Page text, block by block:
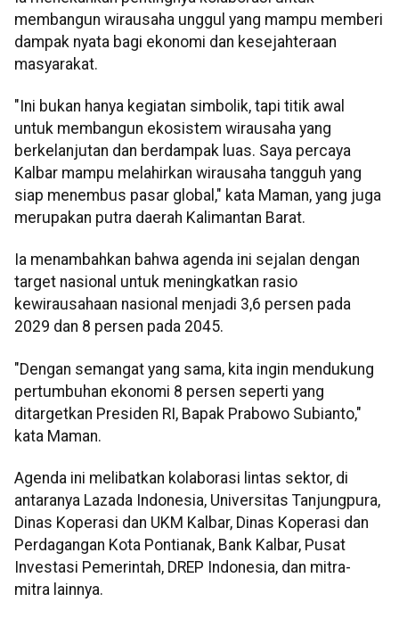
membangun wirausaha unggul yang mampu memberi
dampak nyata bagi ekonomi dan kesejahteraan
masyarakat.
"Ini bukan hanya kegiatan simbolik, tapi titik awal
untuk membangun ekosistem wirausaha yang
berkelanjutan dan berdampak luas. Saya percaya
Kalbar mampu melahirkan wirausaha tangguh yang
siap menembus pasar global," kata Maman, yang juga
merupakan putra daerah Kalimantan Barat.
Ia menambahkan bahwa agenda ini sejalan dengan
target nasional untuk meningkatkan rasio
kewirausahaan nasional menjadi 3,6 persen pada
2029 dan 8 persen pada 2045.
"Dengan semangat yang sama, kita ingin mendukung
pertumbuhan ekonomi 8 persen seperti yang
ditargetkan Presiden RI, Bapak Prabowo Subianto,"
kata Maman.
Agenda ini melibatkan kolaborasi lintas sektor, di
antaranya Lazada Indonesia, Universitas Tanjungpura,
Dinas Koperasi dan UKM Kalbar, Dinas Koperasi dan
Perdagangan Kota Pontianak, Bank Kalbar, Pusat
Investasi Pemerintah, DREP Indonesia, dan mitra-
mitra lainnya.